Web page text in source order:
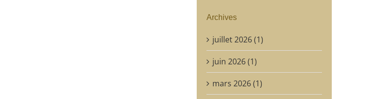
Archives
juillet 2026 (1)
juin 2026 (1)
mars 2026 (1)